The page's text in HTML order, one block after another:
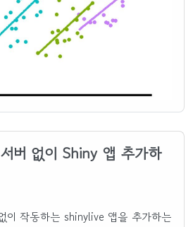
버 없이 Shiny 앱 추가하
이 작동하는 shinylive 앱을 추가하는